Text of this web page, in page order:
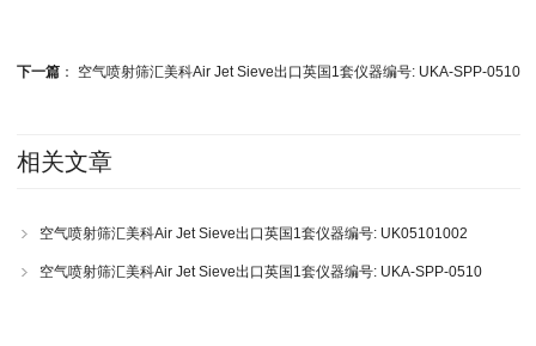
下一篇： 空气喷射筛汇美科Air Jet Sieve出口英国1套仪器编号: UKA-SPP-0510
相关文章
空气喷射筛汇美科Air Jet Sieve出口英国1套仪器编号: UK05101002
空气喷射筛汇美科Air Jet Sieve出口英国1套仪器编号: UKA-SPP-0510